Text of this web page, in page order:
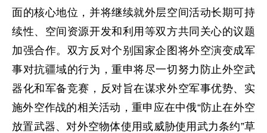
面的核心地位，并将继续就外层空间活动长期可持
续性、空间资源开发和利用等双方共同关心的议题
加强合作。双方反对个别国家企图将外空演变成军
事对抗疆域的行为，重申将尽一切努力防止外空武
器化和军备竞赛，反对旨在谋求外空军事优势、实
施外空作战的相关活动，重申应在中俄“防止在外空
放置武器、对外空物体使用或威胁使用武力条约”草